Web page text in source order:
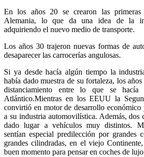
En los años 20 se crearon las
Alemania, lo que da una idea de la
adquiriendo el nuevo medio de transporte.
Los años 30 trajeron nuevas formas de
desaparecer las carrocerías angulosas.
Si ya desde hacía algún tiempo la
había dado muestra de su fortaleza, los
distanciamiento entre lo que se
Atlántico.Mientras en los EEUU la
convirtió en motor de desarrollo
a su industria automovilística. Además, dos
dado lugar a vehículos muy distintos.
sentían especial predilección por grandes
grandes cilindradas, en el viejo
buen momento para pensar en coches de